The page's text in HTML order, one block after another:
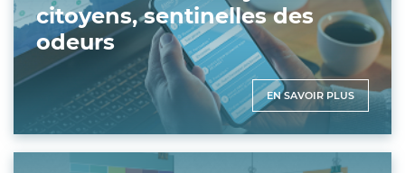
citoyens, sentinelles des
odeurs
EN SAVOIR PLUS